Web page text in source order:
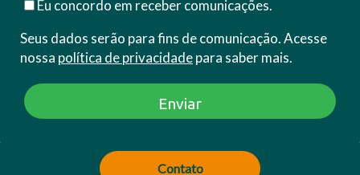
Eu concordo em receber comunicações.
Seus dados serão para fins de comunicação. Acesse
nossa política de privacidadepara saber mais.
Enviar
Contato